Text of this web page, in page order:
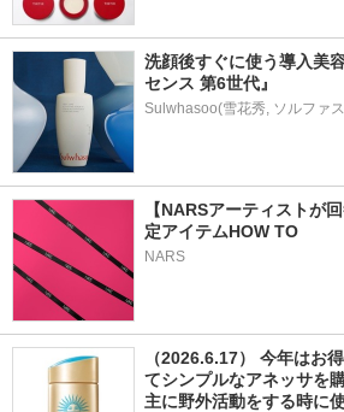
洗顔後すぐに使う導入美
センス 第6世代』
【NARSアーティストが
定アイテムHOW TO
NARS
（2026.6.17） 今年はお
てシンプルなアネッサを
主に野外活動をする時に